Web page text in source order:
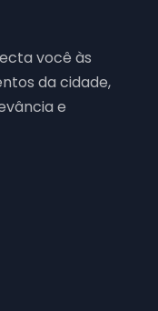
você às
da cidade,
e